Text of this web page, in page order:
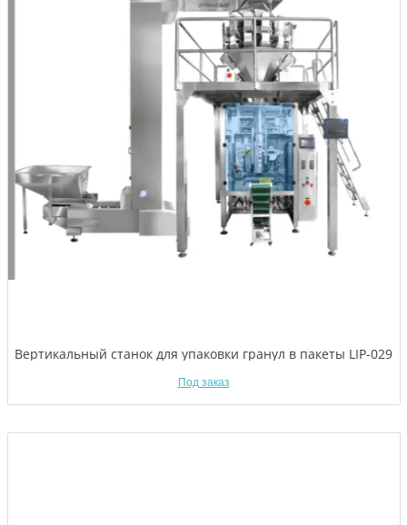
Вертикальный станок для упаковки гранул в пакеты LIP-029
Под заказ